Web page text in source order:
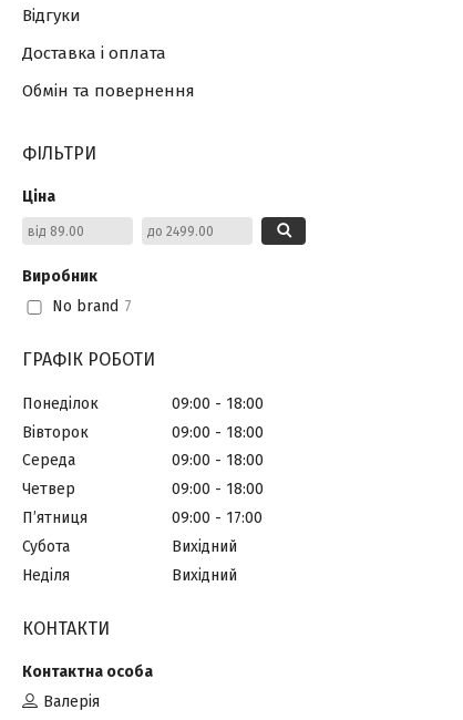
Відгуки
Доставка і оплата
Обмін та повернення
ФІЛЬТРИ
Ціна
Виробник
No brand 7
ГРАФІК РОБОТИ
Понеділок 09:00
18:00
Вівторок
09:00
18:00
Середа
09:00
18:00
Четвер
09:00
18:00
Пʼятниця
09:00
17:00
Субота
Вихідний
Неділя
Вихідний
КОНТАКТИ
Валерія